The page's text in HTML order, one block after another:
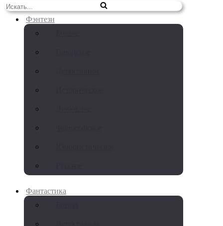
навигации
Искать...
Фэнтези
Фантастика